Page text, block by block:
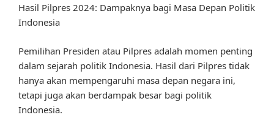
Hasil Pilpres 2024: Dampaknya bagi Masa Depan Politik
Indonesia
Pemilihan Presiden atau Pilpres adalah momen penting
dalam sejarah politik Indonesia. Hasil dari Pilpres tidak
hanya akan mempengaruhi masa depan negara ini,
tetapi juga akan berdampak besar bagi politik
Indonesia.